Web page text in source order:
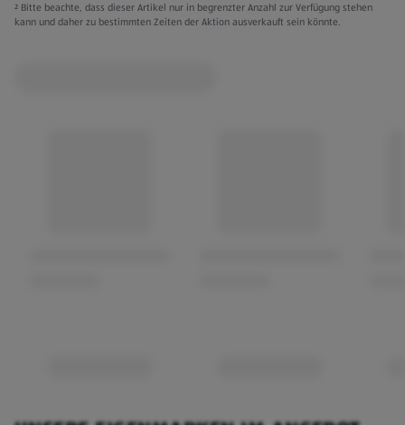
² Bitte beachte, dass dieser Artikel nur in begrenzter Anzahl zur Verfügung stehen
kann und daher zu bestimmten Zeiten der Aktion ausverkauft sein könnte.